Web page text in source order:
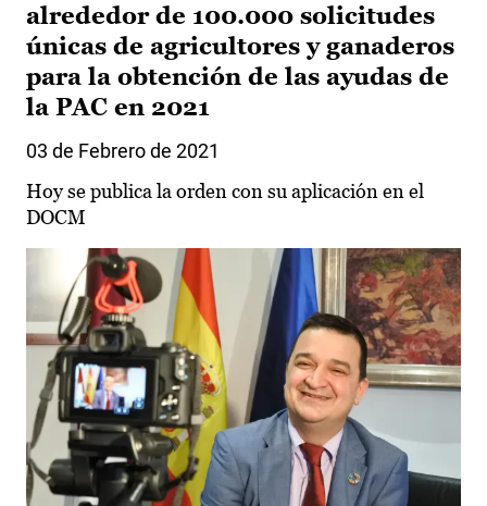
alrededor de 100.000 solicitudes
únicas de agricultores y ganaderos
para la obtención de las ayudas de
la PAC en 2021
03 de Febrero de 2021
Hoy se publica la orden con su aplicación en el
DOCM